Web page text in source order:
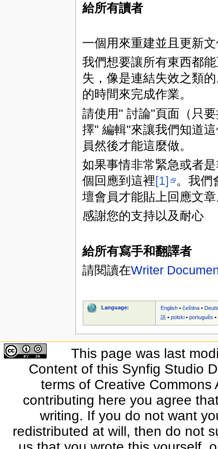
給所有讀者
一個用來重建並且更新
我們想要讓所有東西都
失，像是連結失效之類
的時間來完成作業。
請使用" 討論"頁面（只
擇" 編輯"來讓我們知道
員然後才能這麼做。
如果事情非常緊急或者
個回應到這裡[1]
。我們
壇會員才能貼上回應文
感謝您的支持以及耐心
給所有寫手和翻譯者
請閱讀在Writer
Language: English •čeština •
語 •polski •português •
This page was last
Content of this Synfig Studio
terms of Creative
contributing here you agree
writing. If you do not want
redistributed at will, then do not